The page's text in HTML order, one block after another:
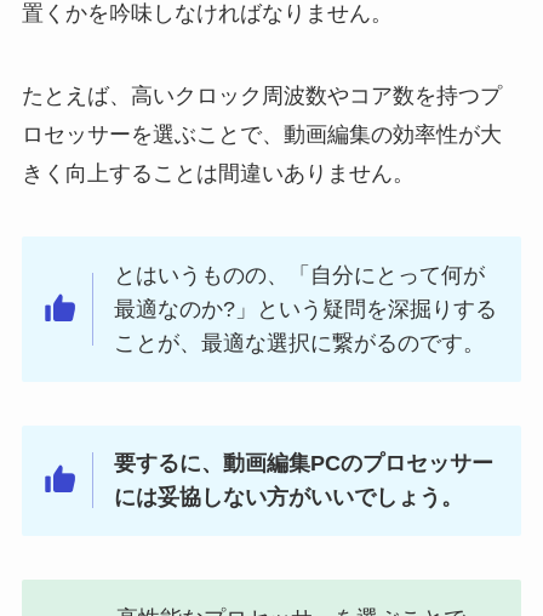
置くかを吟味しなければなりません。
たとえば、高いクロック周波数やコア数を持つプ
ロセッサーを選ぶことで、動画編集の効率性が大
きく向上することは間違いありません。
とはいうものの、「自分にとって何が
最適なのか?」という疑問を深掘りする
ことが、最適な選択に繋がるのです。
要するに、動画編集PCのプロセッサー
には妥協しない方がいいでしょう。